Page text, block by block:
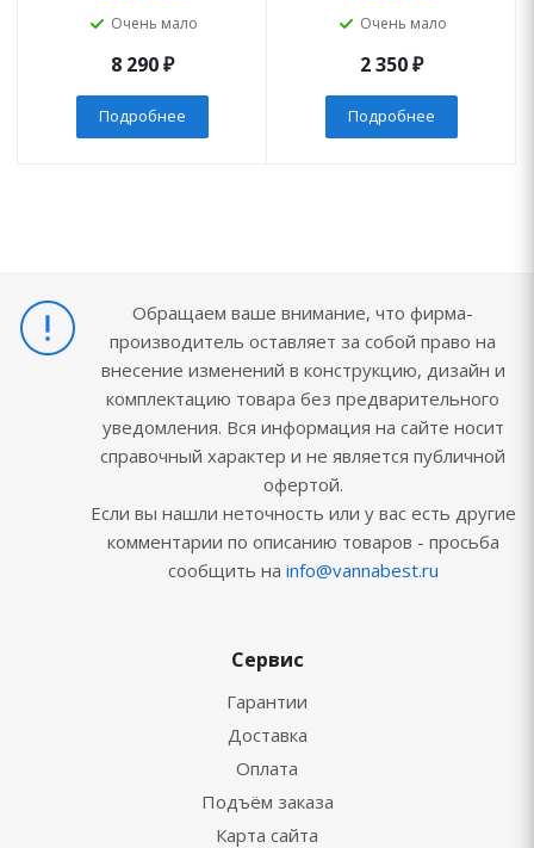
Очень мало
8 290₽
Подробнее
Очень мало
2 350₽
Подробнее
Обращаем ваше внимание, что фирма-
производитель оставляет за собой право на
внесение изменений в конструкцию, дизайн и
комплектацию товара без предварительного
уведомления. Вся информация на сайте носит
справочный характер и не является публичной
офертой.
Если вы нашли неточность или у вас есть другие
комментарии по описанию товаров - просьба
сообщить на info@vannabest.ru
Сервис
Гарантии
Доставка
Оплата
Подъём заказа
Карта сайта